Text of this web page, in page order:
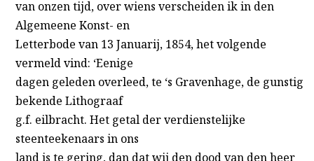
van onzen tijd, over wiens verscheiden ik in den
Algemeene Konst- en
Letterbode van 13 Januarij, 1854, het volgende
vermeld vind: ‘Eenige
dagen geleden overleed, te ‘s Gravenhage, de gunstig
bekende Lithograaf
g.f. eilbracht. Het getal der verdienstelijke
steenteekenaars in ons
land is te gering, dan dat wij den dood van den heer